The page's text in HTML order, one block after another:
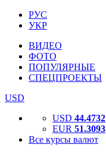
РУС
УКР
ВИДЕО
ФОТО
ПОПУЛЯРНЫЕ
СПЕЦПРОЕКТЫ
USD
USD 44.4732
EUR 51.3093
Все курсы валют